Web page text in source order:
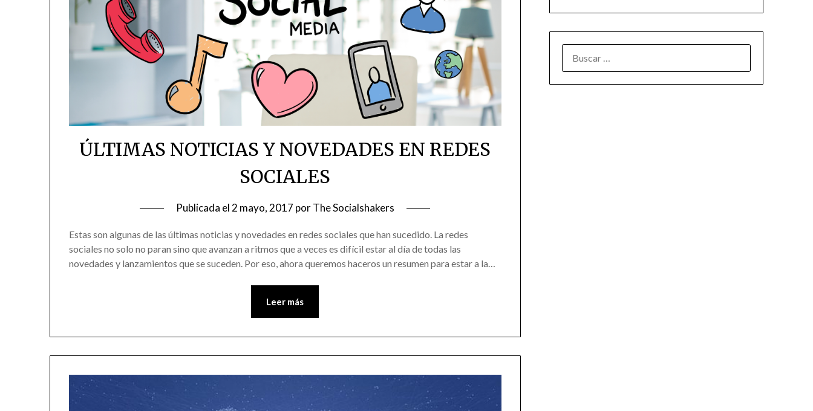
ÚLTIMAS NOTICIAS Y NOVEDADES EN REDES
SOCIALES
Publicada el 2 mayo, 2017 porThe Socialshakers
Estas son algunas de las últimas noticias y novedades en redes sociales que han sucedido. La redes
sociales no solo no paran sino que avanzan a ritmos que a veces es difícil estar al día de todas las
novedades y lanzamientos que se suceden. Por eso, ahora queremos haceros un resumen para estar a la…
Leer más